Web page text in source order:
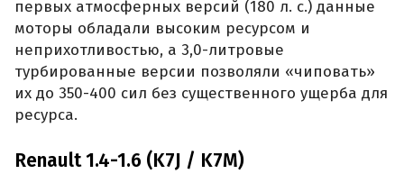
первых атмосферных версий (180 л. с.) данные
моторы обладали высоким ресурсом и
неприхотливостью, а 3,0-литровые
турбированные версии позволяли «чиповать»
их до 350-400 сил без существенного ущерба для
ресурса.
Renault 1.4-1.6 (K7J / K7M)